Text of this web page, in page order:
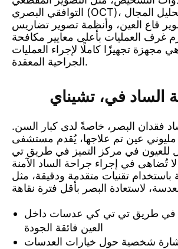
التوافقي البصري (OCT)، وأجهزة تحليل المجال
قاع العين، وأنظمة تصوير تضاريس
غرف العمليات بأعلى معايير مكافحة
مجهزة تجهيزًا كاملًا لإجراء العمليات
الجراحية المعقدة.
الساد في، تشيناي
فقدان البصر، خاصةً لدى كبار السن.
مليوني عين تم علاجها، يُقدم مستشفى
للعيون في مركز التميز في طريق تي
تُضاهى في إجراء جراحة الساد الآمنة
باستخدام تقنيات متقدمة ودقيقة، مثل
في طريق تي تي كي عدسات داخل
العين فائقة الجودة
شخصية حول خيارات العدسات